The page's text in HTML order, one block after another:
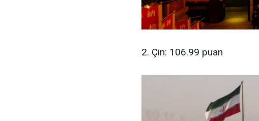
2. Çin: 106.99 puan